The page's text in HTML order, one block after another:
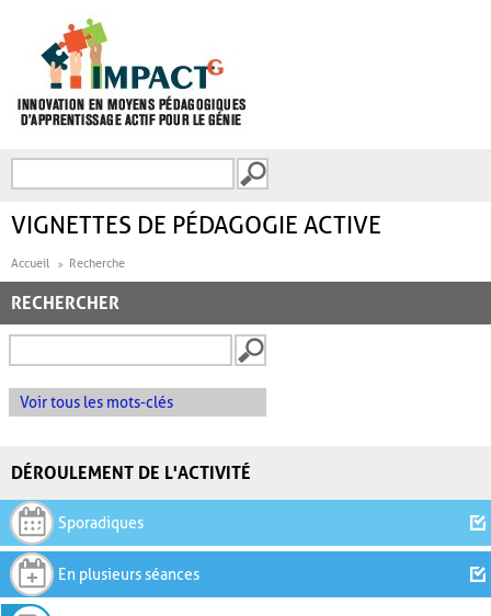
FORMULAIRE DE
VIGNETTES DE PÉDAGOGIE ACTIVE
Accueil Recherche
RECHERCHER
Voir tous les mots-clés
DÉROULEMENT DE L'ACTIVITÉ
Sporadiques
En plusieurs séances